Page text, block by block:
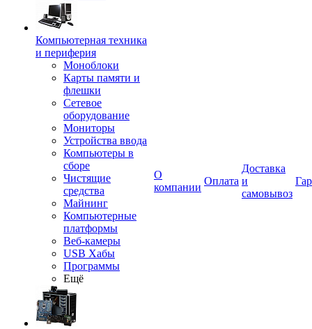
Компьютерная техника
и периферия
Моноблоки
Карты памяти и
флешки
Сетевое
оборудование
Мониторы
Устройства ввода
Компьютеры в
сборе
Чистящие
средства
Майнинг
Компьютерные
платформы
Веб-камеры
USB Хабы
Программы
Ещё
О
компании
Оплата
Доставка
и
самовывоз